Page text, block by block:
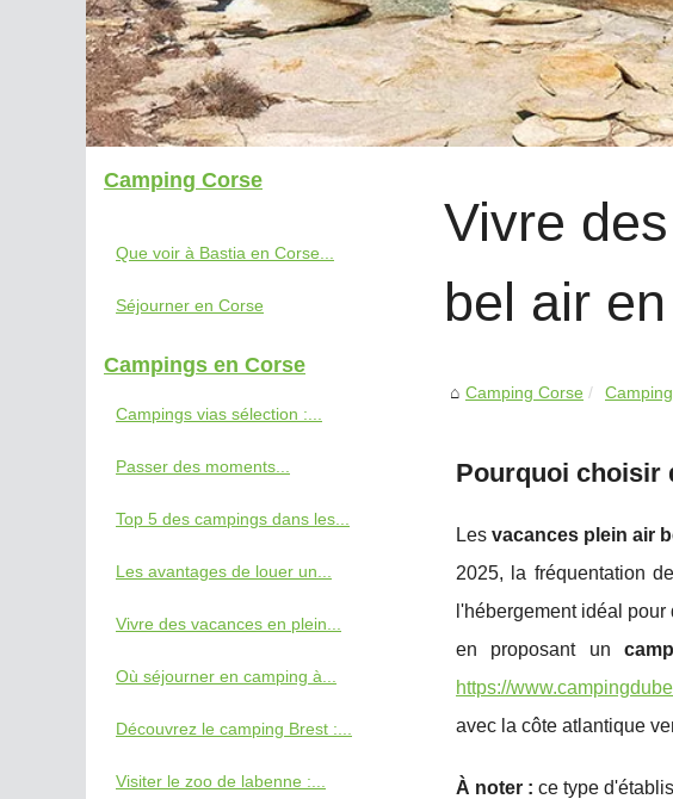
Vivre
bel air
Camping Corse
Pourquoi choisir
Lesvacances plein air
2025, la fréquentation
l'hébergement idéal
en proposant un
https://
avec la côte atlantique
À noter : ce type
Camping Corse
Que voir à Bastia en Corse...
Séjourner en Corse
Campings en Corse
Campings vias sélection :...
Passer des moments...
Top 5 des campings dans les...
Les avantages de louer un...
Vivre des vacances en plein...
Où séjourner en camping à...
Découvrez le camping Brest :...
Visiter le zoo de labenne :...